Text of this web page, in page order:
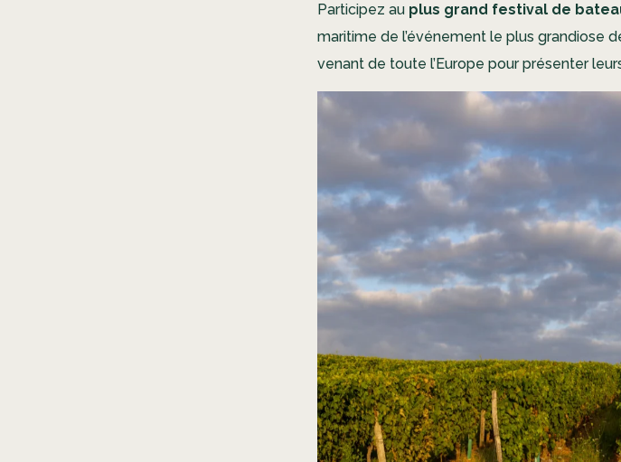
Participez au plus grand festival de
maritime de l’événement le plus grandiose
venant de toute l’Europe pour présenter